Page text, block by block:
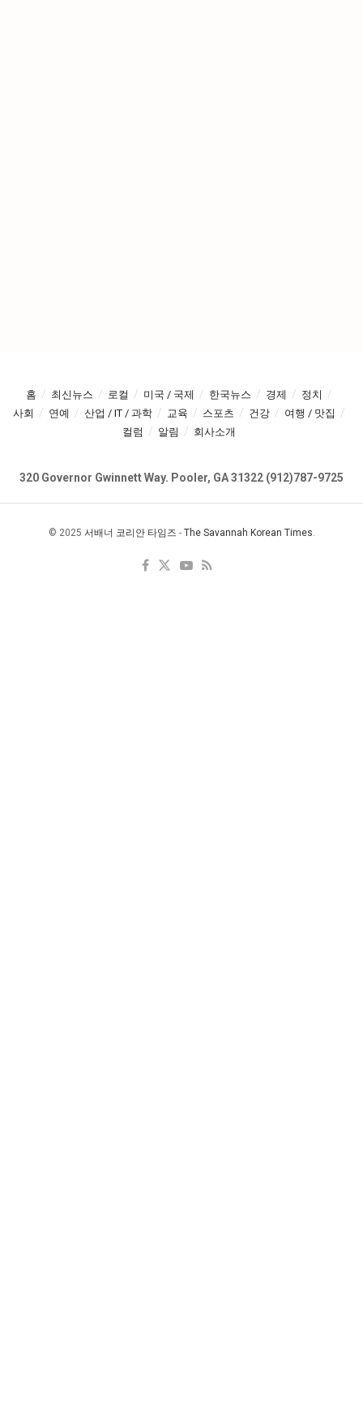
홈 최신뉴스 로컬 미국 / 국제 한국뉴스 경제
정치
사회
연예 산업 / IT / 과학 교육 스포츠 건강
여행 / 맛집
컬럼
알림 회사소개
320 Governor Gwinnett Way. Pooler, GA 31322 (912)787-9725
© 2025 서배너 코리안 타임즈 - The Savannah Korean Times